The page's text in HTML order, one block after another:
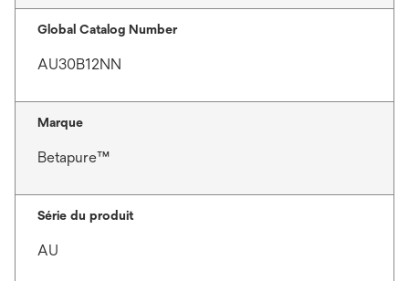
Global Catalog Number
AU30B12NN
Marque
Betapure™
Série du produit
AU